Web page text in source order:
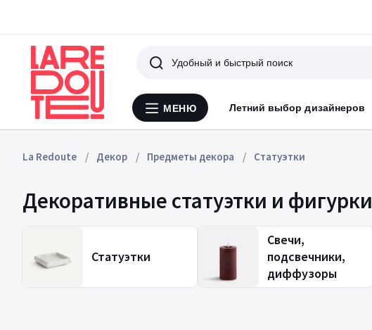
Меню
МЕНЮ Летний выбор дизайнеров
Поиск
La Redoute Декор Предметы декора Статуэтки
Декоративные статуэтки и фигурки
Статуэтки
Свечи,
подсвечники,
диффузоры